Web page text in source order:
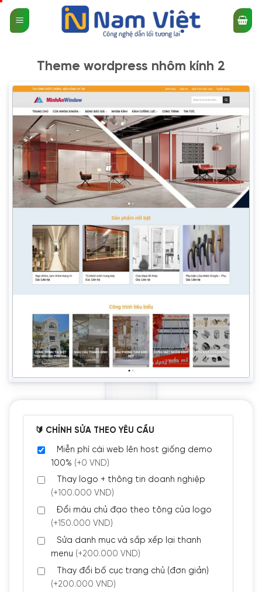
qua
nội
Theme wordpress nhôm kính 2
🔰 CHỈNH SỬA THEO YÊU CẦU
Miễn phí cài web lên host giống demo
100% (+0 VND)
Thay logo + thông tin doanh nghiệp
(+100.000 VND)
Đổi màu chủ đạo theo tông của logo
(+150.000 VND)
Sửa danh mục và sắp xếp lại thanh
menu (+200.000 VND)
Thay đổi bố cục trang chủ (đơn giản)
(+200.000 VND)